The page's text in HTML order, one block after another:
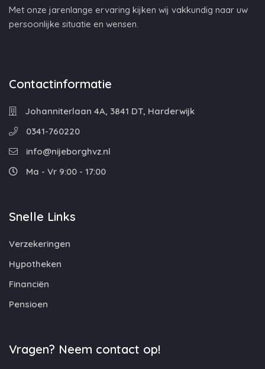
Met onze jarenlange ervaring kijken wij vakkundig naar uw
persoonlijke situatie en wensen.
Contactinformatie
Johanniterlaan 4A, 3841 DT, Harderwijk
0341-760220
info@nijeborghvz.nl
Ma - Vr 9:00 - 17:00
Snelle Links
Verzekeringen
Hypotheken
Financiën
Pensioen
Vragen? Neem contact op!